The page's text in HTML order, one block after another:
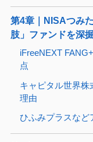
第4章｜NISAつみ
肢」ファンドを深
iFreeNEXT
点
キャピタル世界株
理由
ひふみプラスなど